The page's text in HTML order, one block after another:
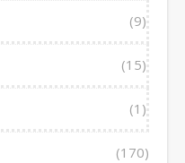
(9)
(15)
(1)
(170)